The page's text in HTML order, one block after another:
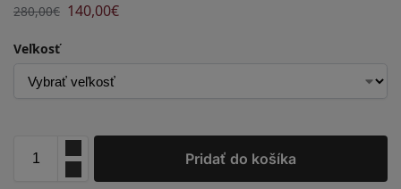
280,00€ 140,00€
Veľkosť
Pridať do košíka